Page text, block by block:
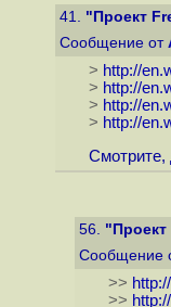
41. "Проект
Сообщение от
> http://
> http://
> http://
> http://
Смотрите,
56. "Проект
Сообщение
>>
>>